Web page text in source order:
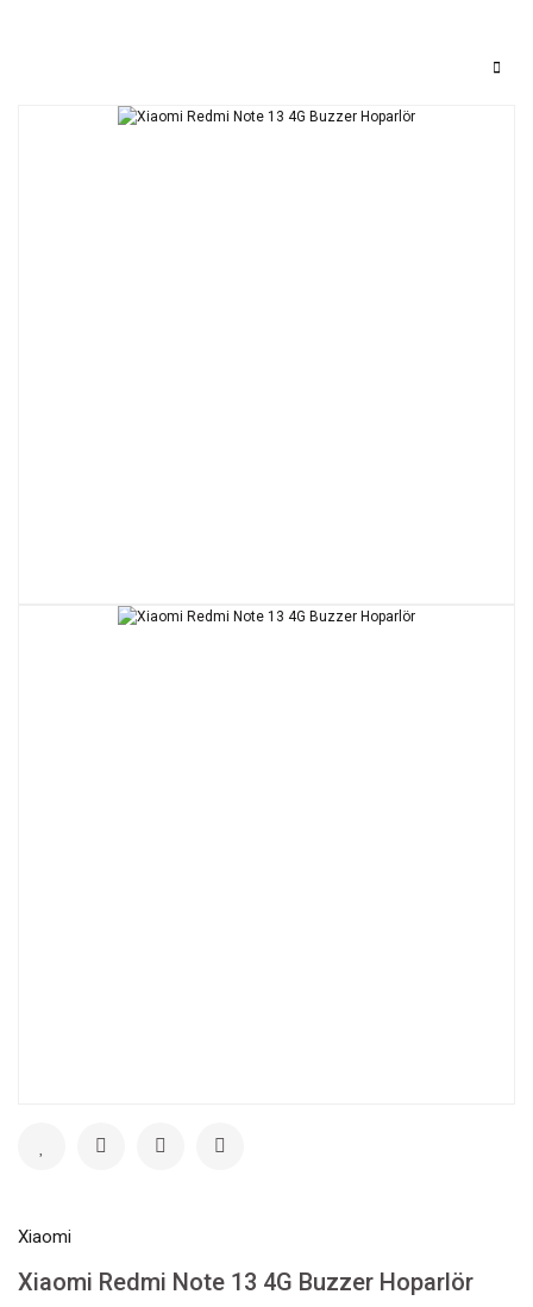
Xiaomi
Xiaomi Redmi Note 13 4G Buzzer Hoparlör